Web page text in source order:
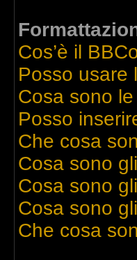
Cos’è il
Posso usare
Cosa sono
Posso
Che cosa
Cosa sono
Cosa sono
Cosa sono
Che cosa